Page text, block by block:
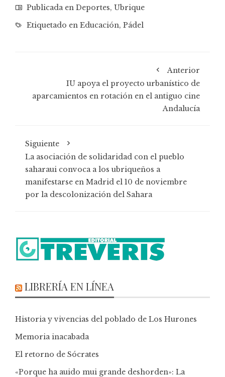
Publicada en Deportes, Ubrique
Etiquetado en Educación, Pádel
Anterior
IU apoya el proyecto urbanístico de
aparcamientos en rotación en el antiguo cine
Andalucía
Siguiente
La asociación de solidaridad con el pueblo
saharaui convoca a los ubriqueños a
manifestarse en Madrid el 10 de noviembre
por la descolonización del Sahara
LIBRERÍA EN LÍNEA
Historia y vivencias del poblado de Los Hurones
Memoria inacabada
El retorno de Sócrates
«Porque ha auido mui grande deshorden»: La